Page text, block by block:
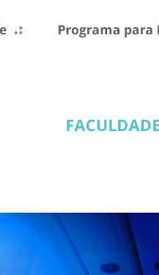
Programa para
FACULDADE